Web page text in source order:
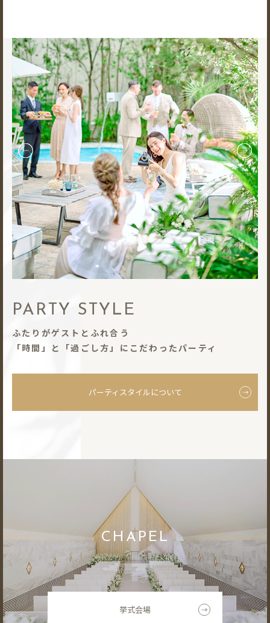
PARTY STYLE
ふたりがゲストとふれ合う
「時間」と「過ごし⽅」にこだわったパーティ
パーティスタイルについて
CHAPEL
挙式会場